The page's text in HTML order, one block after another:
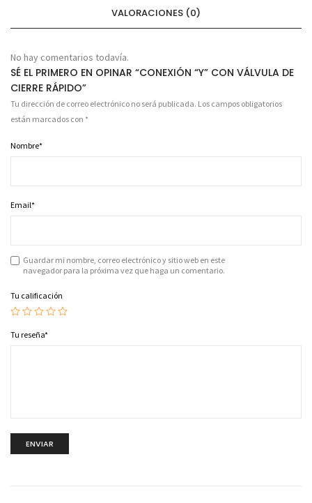
VALORACIONES (0)
No hay comentarios todavía.
SÉ EL PRIMERO EN OPINAR “CONEXIÓN “Y” CON VÁLVULA DE
CIERRE RÁPIDO”
Tu dirección de correo electrónico no será publicada. Los campos obligatorios
están marcados con *
Nombre*
Email*
Guardar mi nombre, correo electrónico y sitio web en este
navegador para la próxima vez que haga un comentario.
Tu calificación
Tu reseña*